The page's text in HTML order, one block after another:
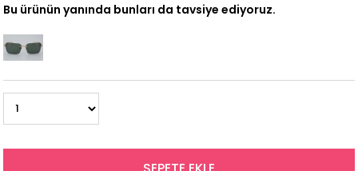
Bu ürünün yanında bunları da tavsiye ediyoruz.